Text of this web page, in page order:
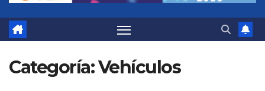
Categoría:Vehículos